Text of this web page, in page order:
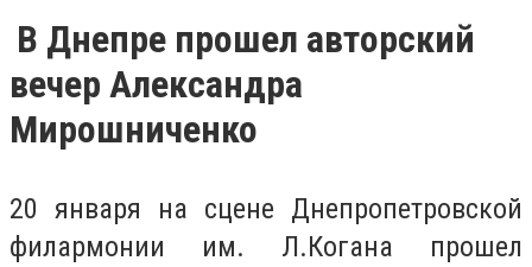
В Днепре прошел авторский
вечер Александра
Мирошниченко
20 января на сцене Днепропетровской
филармонии им. Л.Когана прошел